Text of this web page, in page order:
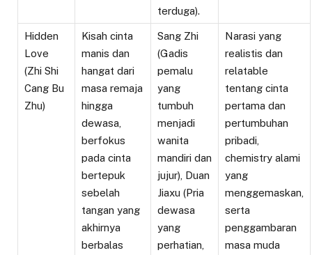
terduga).
Hidden
Love
(Zhi Shi
Cang Bu
Zhu)
Kisah cinta
manis dan
hangat dari
masa remaja
hingga
dewasa,
berfokus
pada cinta
bertepuk
sebelah
tangan yang
akhirnya
berbalas
Sang Zhi
(Gadis
pemalu
yang
tumbuh
menjadi
wanita
mandiri dan
jujur), Duan
Jiaxu (Pria
dewasa
yang
perhatian,
Narasi yang
realistis dan
relatable
tentang cinta
pertama dan
pertumbuhan
pribadi,
chemistry alami
yang
menggemaskan,
serta
penggambaran
masa muda